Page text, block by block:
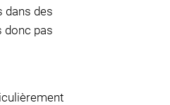
dans des
donc pas